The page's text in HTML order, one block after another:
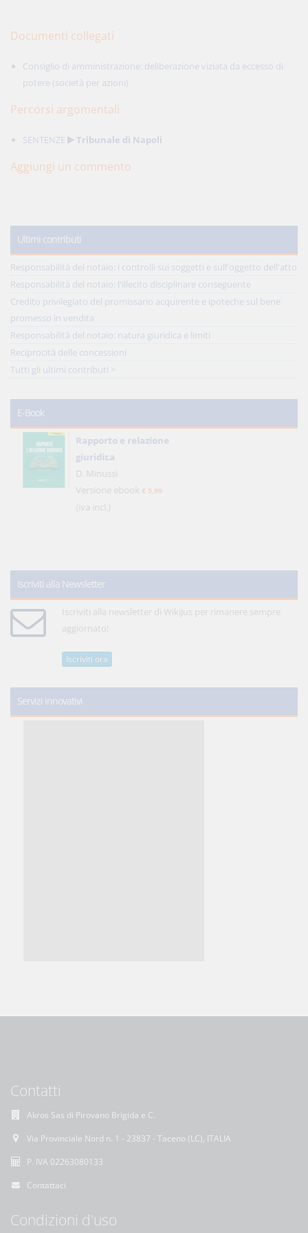
Documenti collegati
Consiglio di amministrazione: deliberazione viziata da eccesso di
potere (società per azioni)
Percorsi argomentali
SENTENZE Tribunale di Napoli
Aggiungi un commento
Ultimi contributi
Responsabilità del notaio: i controlli sui soggetti e sull'oggetto dell'atto
Responsabilità del notaio: l'illecito disciplinare conseguente
Credito privilegiato del promissario acquirente e ipoteche sul bene
promesso in vendita
Responsabilità del notaio: natura giuridica e limiti
Reciprocità delle concessioni
Tutti gli ultimi contributi >
E-Book
Rapporto e relazione
giuridica
D. Minussi
Versione ebook € 5,99
(iva incl.)
Iscriviti alla Newsletter
Iscriviti alla newsletter di WikiJus per rimanere sempre
aggiornato!
Iscriviti ora
Servizi innovativi
Contatti
Akros Sas di Pirovano Brigida e C.
Via Provinciale Nord n. 1 - 23837 - Taceno (LC), ITALIA
P. IVA 02263080133
Contattaci
Condizioni d'uso